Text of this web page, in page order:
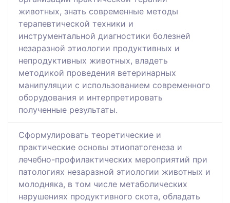
животных, знать современные методы
терапевтической техники и
инструментальной диагностики болезней
незаразной этиологии продуктивных и
непродуктивных животных, владеть
методикой проведения ветеринарных
манипуляции с использованием современного
оборудования и интерпретировать
полученные результаты.
Сформулировать теоретические и
практические основы этиопатогенеза и
лечебно-профилактических мероприятий при
патологиях незаразной этиологии животных и
молодняка, в том числе метаболических
нарушениях продуктивного скота, обладать